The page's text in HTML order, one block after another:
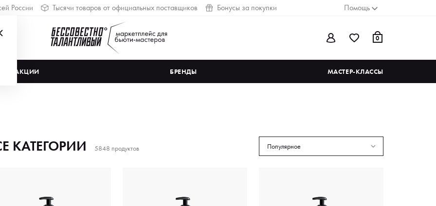
России Тысячи товаров от официальных поставщиков Бонусы за покупки Помощь
0
АКЦИИ БРЕНДЫ МАСТЕР-КЛАССЫ
КАТЕГОРИИ 5848 продуктов Популярное